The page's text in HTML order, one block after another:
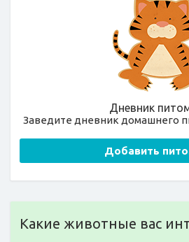
Дневник
Заведите дневник домашнего
Добавить
Какие животные вас